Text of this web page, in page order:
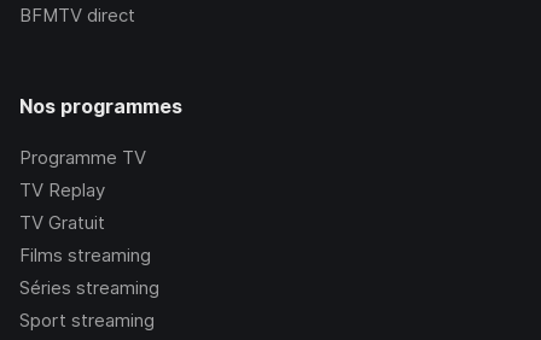
BFMTV direct
Nos programmes
Programme TV
TV Replay
TV Gratuit
Films streaming
Séries streaming
Sport streaming